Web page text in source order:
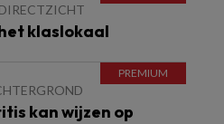
klaslokaal
kan wijzen op